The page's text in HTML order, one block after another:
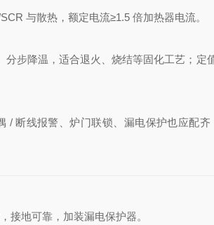
与散热，额定电流≥1.5 倍加热器电流。
步降温，适合退火、烧结等固化工艺；定
/ 断线报警、炉门联锁、漏电保护也应配齐
接地可靠，加装漏电保护器。